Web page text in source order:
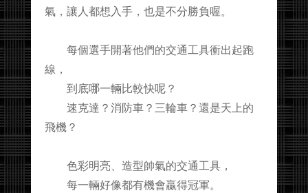
氣，讓人都想入手，也是不分勝負喔。
每個選手開著他們的交通工具衝出起跑
線，
到底哪一輛比較快呢？
速克達？消防車？三輪車？還是天上的
飛機？
色彩明亮、造型帥氣的交通工具，
每一輛好像都有機會贏得冠軍。